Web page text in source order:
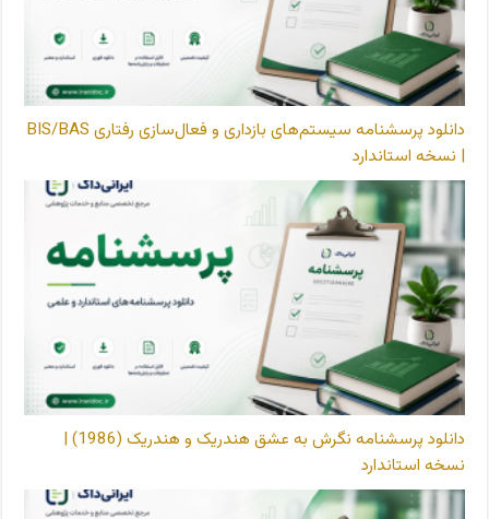
دانلود پرسشنامه سیستم‌های بازداری و فعال‌سازی رفتاری BIS/BAS
| نسخه استاندارد
دانلود پرسشنامه نگرش به عشق هندریک و هندریک (1986) |
نسخه استاندارد